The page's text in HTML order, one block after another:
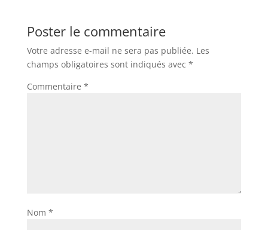
Poster le commentaire
Votre adresse e-mail ne sera pas publiée. Les
champs obligatoires sont indiqués avec *
Commentaire *
Nom *